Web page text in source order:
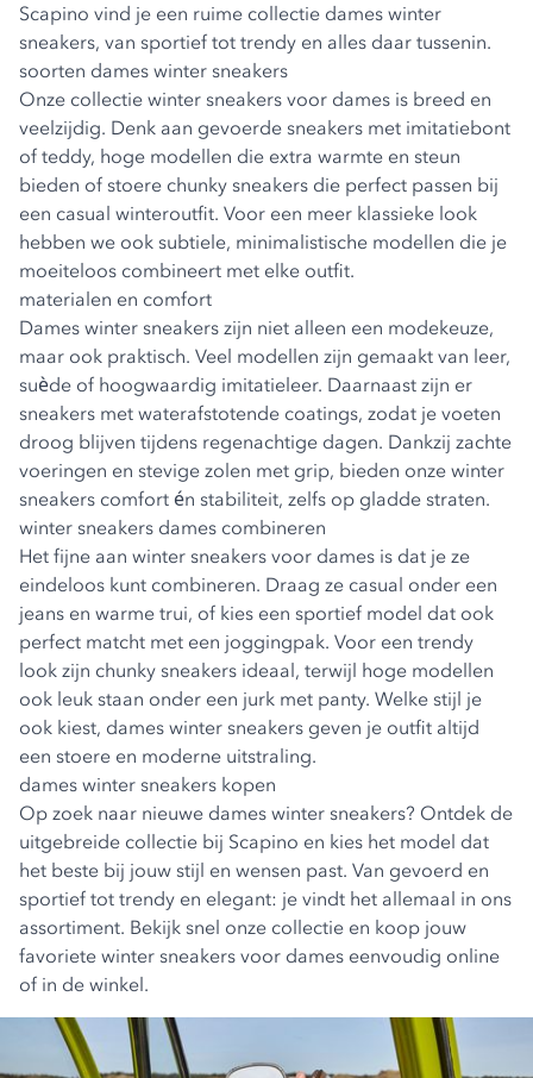
Scapino vind je een ruime collectie dames winter
sneakers, van sportief tot trendy en alles daar tussenin.
soorten dames winter sneakers
Onze collectie winter sneakers voor dames is breed en
veelzijdig. Denk aan gevoerde sneakers met imitatiebont
of teddy, hoge modellen die extra warmte en steun
bieden of stoere chunky sneakers die perfect passen bij
een casual winteroutfit. Voor een meer klassieke look
hebben we ook subtiele, minimalistische modellen die je
moeiteloos combineert met elke outfit.
materialen en comfort
Dames winter sneakers zijn niet alleen een modekeuze,
maar ook praktisch. Veel modellen zijn gemaakt van leer,
suède of hoogwaardig imitatieleer. Daarnaast zijn er
sneakers met waterafstotende coatings, zodat je voeten
droog blijven tijdens regenachtige dagen. Dankzij zachte
voeringen en stevige zolen met grip, bieden onze winter
sneakers comfort én stabiliteit, zelfs op gladde straten.
winter sneakers dames combineren
Het fijne aan winter sneakers voor dames is dat je ze
eindeloos kunt combineren. Draag ze casual onder een
jeans en warme trui, of kies een sportief model dat ook
perfect matcht met een joggingpak. Voor een trendy
look zijn chunky sneakers ideaal, terwijl hoge modellen
ook leuk staan onder een jurk met panty. Welke stijl je
ook kiest, dames winter sneakers geven je outfit altijd
een stoere en moderne uitstraling.
dames winter sneakers kopen
Op zoek naar nieuwe dames winter sneakers? Ontdek de
uitgebreide collectie bij Scapino en kies het model dat
het beste bij jouw stijl en wensen past. Van gevoerd en
sportief tot trendy en elegant: je vindt het allemaal in ons
assortiment. Bekijk snel onze collectie en koop jouw
favoriete winter sneakers voor dames eenvoudig online
of in de winkel.